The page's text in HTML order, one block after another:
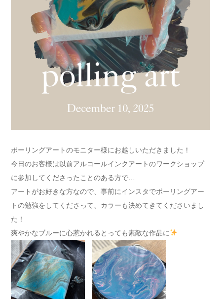
ポーリングアートのモニター様にお越しいただきました！
今日のお客様は以前アルコールインクアートのワークショップ
に参加してくださったことのある方で…
アートがお好きな方なので、事前にインスタでポーリングアー
トの勉強をしてくださって、カラーも決めてきてくださいまし
た！
爽やかなブルーに心惹かれるとっても素敵な作品に